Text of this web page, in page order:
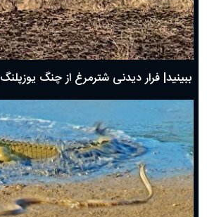
ببینید| فرار دیدنی شترمرغ از چنگ یوزپلنگ